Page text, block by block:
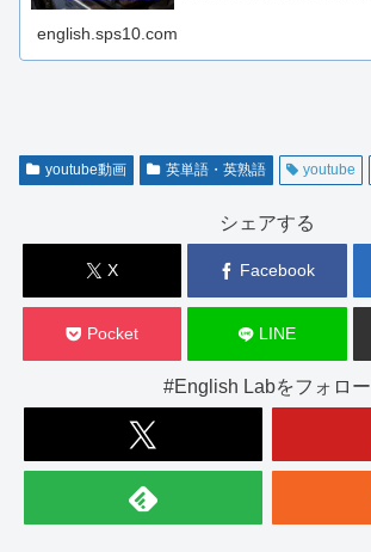
english.sps10.com
youtube動画 英単語・英熟語 youtube
シェアする
X Facebook
Pocket LINE
#English Labをフォロー